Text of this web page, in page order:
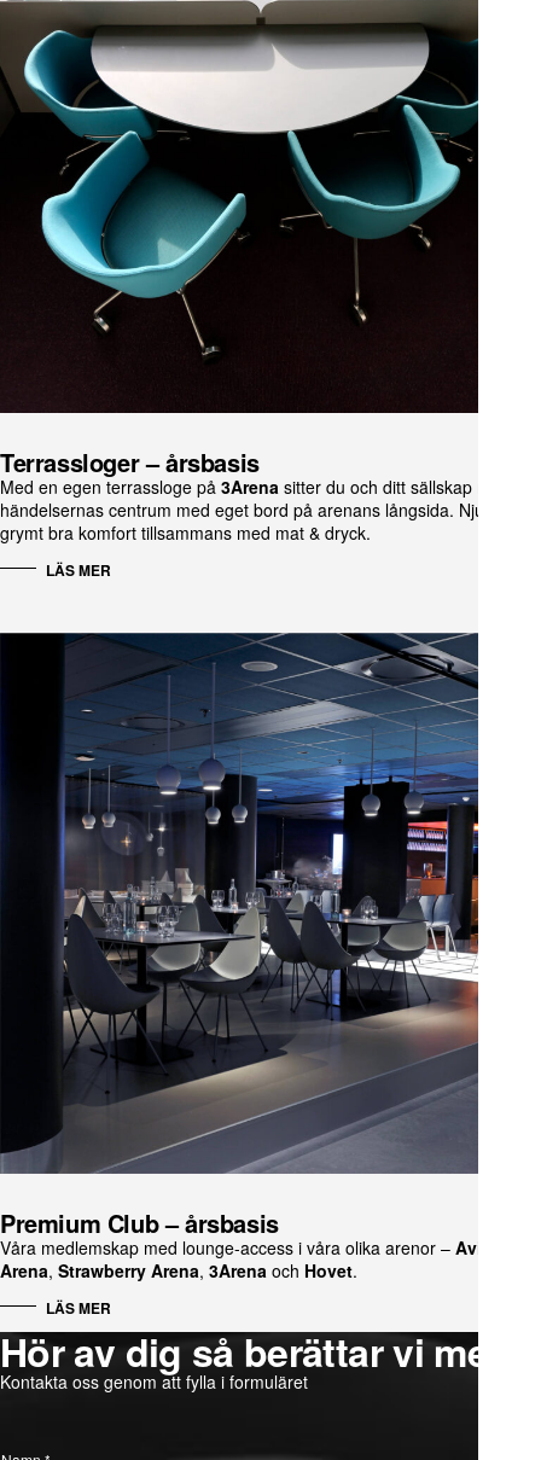
Terrassloger – årsbasis
Med en egen terrassloge på 3Arena sitter du och ditt sällskap mitt i
händelsernas centrum med eget bord på arenans långsida. Njut av
grymt bra komfort tillsammans med mat & dryck.
LÄS MER
Premium Club – årsbasis
Våra medlemskap med lounge-access i våra olika arenor – Avicii
Arena, Strawberry Arena, 3Arena och Hovet.
LÄS MER
Hör av dig så berättar vi mer
Kontakta oss genom att fylla i formuläret